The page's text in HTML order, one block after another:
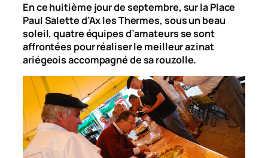
En ce huitième jour de septembre, sur la Place
Paul Salette d’Ax les Thermes, sous un beau
soleil, quatre équipes d’amateurs se sont
affrontées pour réaliser le meilleur azinat
ariégeois accompagné de sa rouzolle.